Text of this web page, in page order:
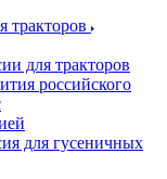
тракторов
для тракторов
российского
для гусеничных